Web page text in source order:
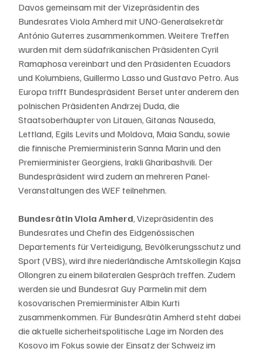
Davos gemeinsam mit der Vizepräsidentin des
Bundesrates Viola Amherd mit UNO-Generalsekretär
António Guterres zusammenkommen. Weitere Treffen
wurden mit dem südafrikanischen Präsidenten Cyril
Ramaphosa vereinbart und den Präsidenten Ecuadors
und Kolumbiens, Guillermo Lasso und Gustavo Petro. Aus
Europa trifft Bundespräsident Berset unter anderem den
polnischen Präsidenten Andrzej Duda, die
Staatsoberhäupter von Litauen, Gitanas Nauseda,
Lettland, Egils Levits und Moldova, Maia Sandu, sowie
die finnische Premierministerin Sanna Marin und den
Premierminister Georgiens, Irakli Gharibashvili. Der
Bundespräsident wird zudem an mehreren Panel-
Veranstaltungen des WEF teilnehmen.
Bundesrätin Viola Amherd, Vizepräsidentin des
Bundesrates und Chefin des Eidgenössischen
Departements für Verteidigung, Bevölkerungsschutz und
Sport (VBS), wird ihre niederländische Amtskollegin Kajsa
Ollongren zu einem bilateralen Gespräch treffen. Zudem
werden sie und Bundesrat Guy Parmelin mit dem
kosovarischen Premierminister Albin Kurti
zusammenkommen. Für Bundesrätin Amherd steht dabei
die aktuelle sicherheitspolitische Lage im Norden des
Kosovo im Fokus sowie der Einsatz der Schweiz im